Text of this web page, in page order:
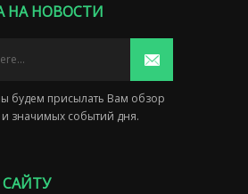
НА НОВОСТИ
будем присылать Вам обзор
значимых событий дня.